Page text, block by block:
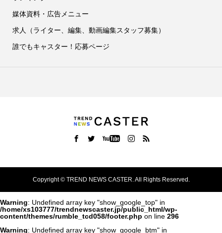
媒体資料・広告メニュー
求人（ライター、編集、動画編集スタッフ募集）
誰でもキャスター！応募ページ
Copyright ©TREND NEWS CASTER. All Rights Reserved.
Warning: Undefined array key "show_google_top" in
/home/xs103777/trendnewscaster.jp/public_html/wp-
content/themes/rumble_tcd058/footer.php on line 296
Warning: Undefined array key "show_google_btm" in